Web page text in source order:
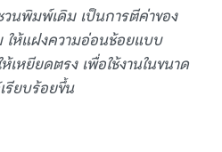
วนพิมพ์เดิม เป็นการตีค่าของ
ให้แฝงความอ่อนช้อยแบบ
หยียดตรง เพื่อใช้งานในขนาด
รียบร้อยขึ้น